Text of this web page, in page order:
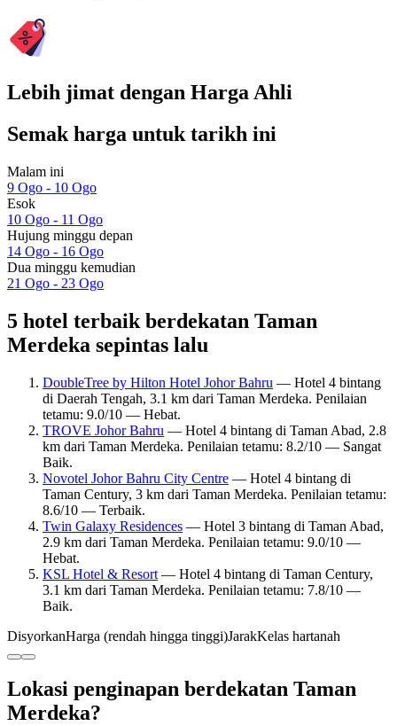
Lebih jimat dengan Harga Ahli
Semak harga untuk tarikh ini
Malam ini
9 Ogo - 10 Ogo
Esok
10 Ogo - 11 Ogo
Hujung minggu depan
14 Ogo - 16 Ogo
Dua minggu kemudian
21 Ogo - 23 Ogo
5 hotel terbaik berdekatan Taman
Merdeka sepintas lalu
DoubleTree by Hilton Hotel Johor Bahru — Hotel 4 bintang
di Daerah Tengah, 3.1 km dari Taman Merdeka. Penilaian
tetamu: 9.0/10 — Hebat.
TROVE Johor Bahru — Hotel 4 bintang di Taman Abad, 2.8
km dari Taman Merdeka. Penilaian tetamu: 8.2/10 — Sangat
Baik.
Novotel Johor Bahru City Centre — Hotel 4 bintang di
Taman Century, 3 km dari Taman Merdeka. Penilaian tetamu:
8.6/10 — Terbaik.
Twin Galaxy Residences — Hotel 3 bintang di Taman Abad,
2.9 km dari Taman Merdeka. Penilaian tetamu: 9.0/10 —
Hebat.
KSL Hotel & Resort — Hotel 4 bintang di Taman Century,
3.1 km dari Taman Merdeka. Penilaian tetamu: 7.8/10 —
Baik.
DisyorkanHarga (rendah hingga tinggi)JarakKelas hartanah
Lokasi penginapan berdekatan Taman
Merdeka?